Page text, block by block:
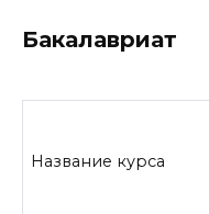
Бакалавриат
Название курса